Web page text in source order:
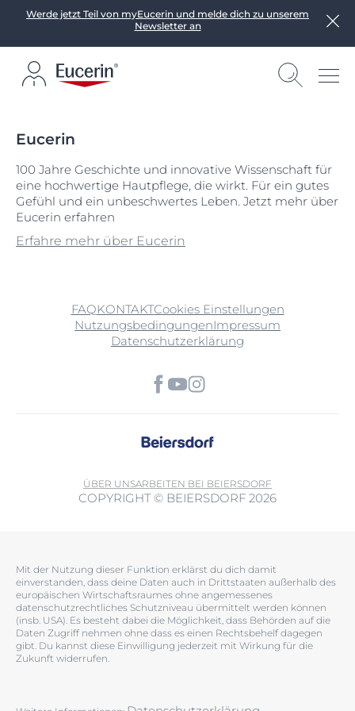
Werde jetzt Teil von myEucerin und melde dich zu unserem
Newsletter an
Eucerin
100 Jahre Geschichte und innovative Wissenschaft für
eine hochwertige Hautpflege, die wirkt. Für ein gutes
Gefühl und ein unbeschwertes Leben. Jetzt mehr über
Eucerin erfahren
Erfahre mehr über Eucerin
FAQKONTAKTCookies Einstellungen
NutzungsbedingungenImpressum
Datenschutzerklärung
ÜBER UNSARBEITEN BEI BEIERSDORF
COPYRIGHT © BEIERSDORF 2026
Mit der Nutzung dieser Funktion erklärst du dich damit
einverstanden, dass deine Daten auch in Drittstaaten außerhalb des
europäischen Wirtschaftsraumes ohne angemessenes
datenschutzrechtliches Schutzniveau übermittelt werden können
(insb. USA). Es besteht dabei die Möglichkeit, dass Behörden auf die
Daten Zugriff nehmen ohne dass es einen Rechtsbehelf dagegen
gibt. Du kannst diese Einwilligung jederzeit mit Wirkung für die
Zukunft widerrufen.